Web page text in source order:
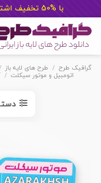
با %50 تخفیف اشتراک بخر
content
گرافیک طرح / طرح های لایه باز
اتومبیل و موتور سیکلت /